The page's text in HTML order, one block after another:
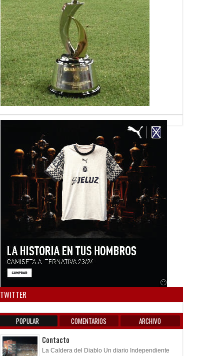
TWITTER
POPULAR COMENTARIOS ARCHIVO
Contacto
La Caldera del Diablo Un diario Independiente